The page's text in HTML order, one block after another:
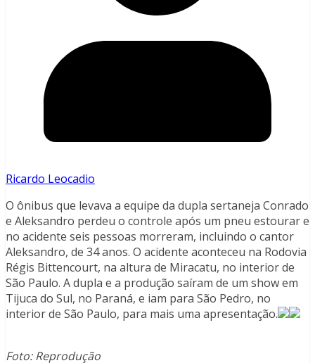
Ricardo Leocadio
O ônibus que levava a equipe da dupla sertaneja Conrado
e Aleksandro perdeu o controle após um pneu estourar e
no acidente seis pessoas morreram, incluindo o cantor
Aleksandro, de 34 anos. O acidente aconteceu na Rodovia
Régis Bittencourt, na altura de Miracatu, no interior de
São Paulo. A dupla e a produção saíram de um show em
Tijuca do Sul, no Paraná, e iam para São Pedro, no
interior de São Paulo, para mais uma apresentação.
Foto: Reprodução